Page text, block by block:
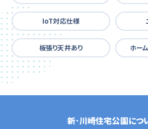
IoT対応仕様
板張り天井あり ホー
新･川崎住宅公園につ